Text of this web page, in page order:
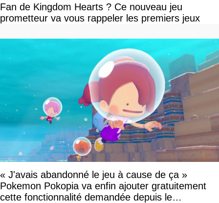
Fan de Kingdom Hearts ? Ce nouveau jeu
prometteur va vous rappeler les premiers jeux
« J'avais abandonné le jeu à cause de ça »
Pokemon Pokopia va enfin ajouter gratuitement
cette fonctionnalité demandée depuis le